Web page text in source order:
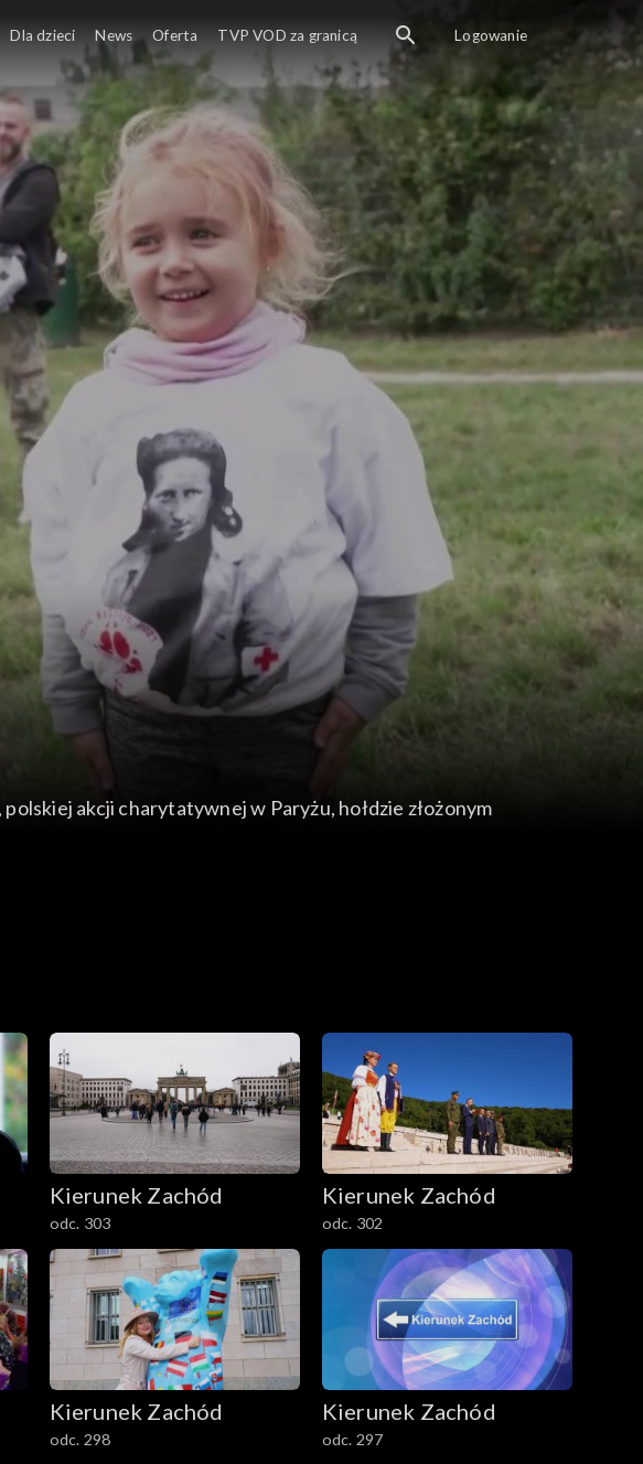
akcji charytatywnej w Paryżu, hołdzie złożonym
Kierunek Zachód
odc. 303
Kierunek Zachód
odc. 302
Kierunek Zachód
odc. 298
Kierunek Zachód
odc. 297
Dla dzieci News Oferta TVP VOD za granicą Logowanie